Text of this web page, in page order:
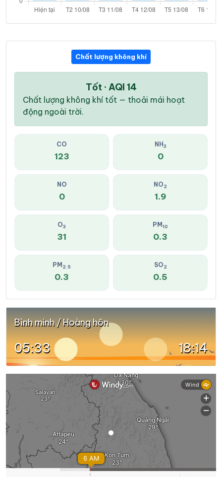
Chất lượng không khí
Tốt · AQI 14
Chất lượng không khí tốt — thoải mái hoạt
động ngoài trời.
CO
123
NH 3
0
NO
0
NO2
1.9
O3
31
PM 10
0.3
PM 2.5
0.3
SO2
0.5
Bình minh / Hoàng hôn
05:33 18:14